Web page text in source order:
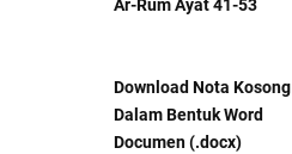
Ar-Rum Ayat 41-53
Download Nota Kosong
Dalam Bentuk Word
Documen (.docx)